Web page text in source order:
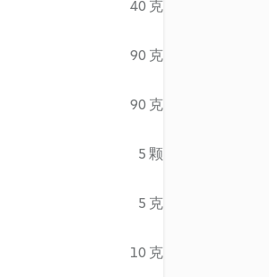
40 克
90 克
90 克
5 颗
5 克
10 克